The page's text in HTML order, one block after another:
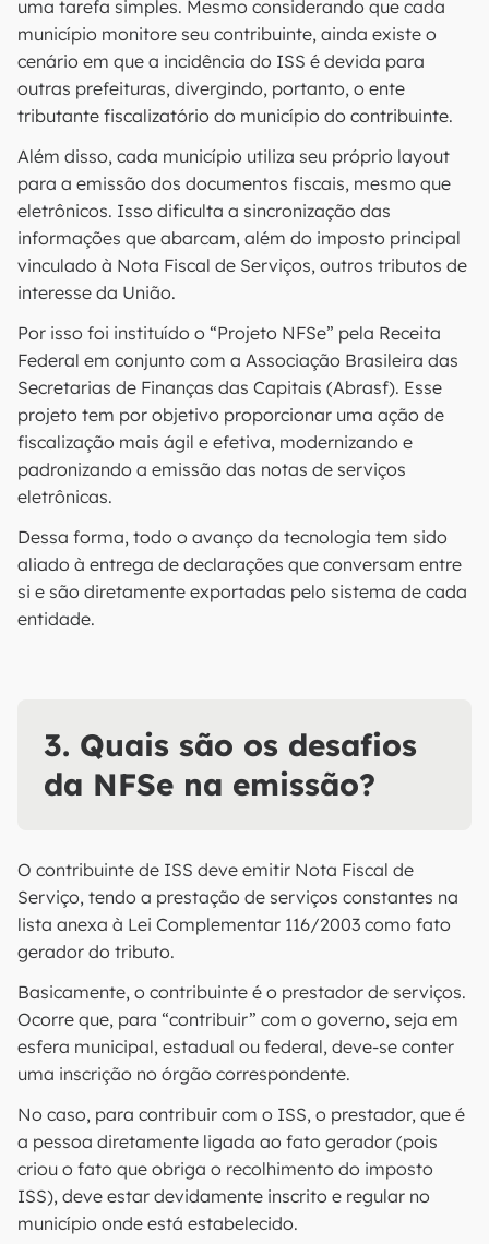
uma tarefa simples. Mesmo considerando que cada
município monitore seu contribuinte, ainda existe o
cenário em que a incidência do ISS é devida para
outras prefeituras, divergindo, portanto, o ente
tributante fiscalizatório do município do contribuinte.
Além disso, cada município utiliza seu próprio layout
para a emissão dos documentos fiscais, mesmo que
eletrônicos. Isso dificulta a sincronização das
informações que abarcam, além do imposto principal
vinculado à Nota Fiscal de Serviços, outros tributos de
interesse da União.
Por isso foi instituído o “Projeto NFSe” pela Receita
Federal em conjunto com a Associação Brasileira das
Secretarias de Finanças das Capitais (Abrasf). Esse
projeto tem por objetivo proporcionar uma ação de
fiscalização mais ágil e efetiva, modernizando e
padronizando a emissão das notas de serviços
eletrônicas.
Dessa forma, todo o avanço da tecnologia tem sido
aliado à entrega de declarações que conversam entre
si e são diretamente exportadas pelo sistema de cada
entidade.
3. Quais são os desafios
da NFSe na emissão?
O contribuinte de ISS deve emitir Nota Fiscal de
Serviço, tendo a prestação de serviços constantes na
lista anexa à Lei Complementar 116/2003 como fato
gerador do tributo.
Basicamente, o contribuinte é o prestador de serviços.
Ocorre que, para “contribuir” com o governo, seja em
esfera municipal, estadual ou federal, deve-se conter
uma inscrição no órgão correspondente.
No caso, para contribuir com o ISS, o prestador, que é
a pessoa diretamente ligada ao fato gerador (pois
criou o fato que obriga o recolhimento do imposto
ISS), deve estar devidamente inscrito e regular no
município onde está estabelecido.